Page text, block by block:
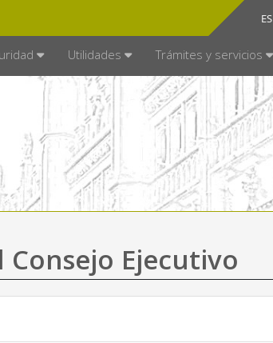
ES
CA
Utilidades Trámites y servicios
Ejecutivo